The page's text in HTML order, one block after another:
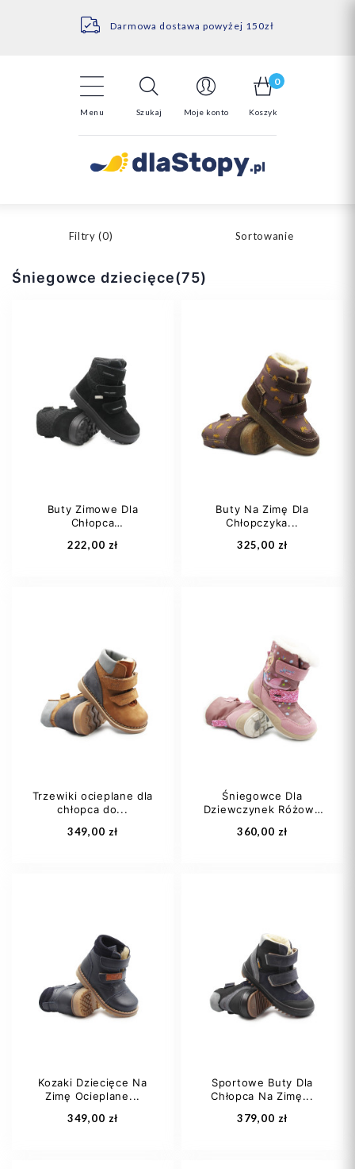
Darmowa dostawa powyżej 150zł
14 Dni na darmowy zwrot*
Menu Szukaj Moje konto
0
Koszyk
Filtry (0) Sortowanie
Śniegowce dziecięce(75)
Buty Zimowe Dla
Chłopca
222,00 zł
35 36
Dodaj do koszyka
Buty Na Zimę Dla
Chłopczyka...
325,00 zł
27
28
29
30
Dodaj do koszyka
Trzewiki ocieplane dla
chłopca do...
349,00 zł
22
25
Dodaj do koszyka
Śniegowce Dla
Dziewczynek Różowe
360,00 zł
32
Dodaj do koszyka
Kozaki Dziecięce Na
Zimę Ocieplane...
349,00 zł
Sportowe Buty Dla
Chłopca Na Zimę...
379,00 zł